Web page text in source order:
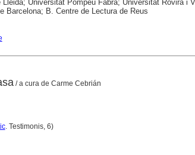
Universitat Pompeu Fabra; Universitat Rovira i
Barcelona; B. Centre de Lectura de Reus
/ a cura de Carme Cebrián
. Testimonis, 6)